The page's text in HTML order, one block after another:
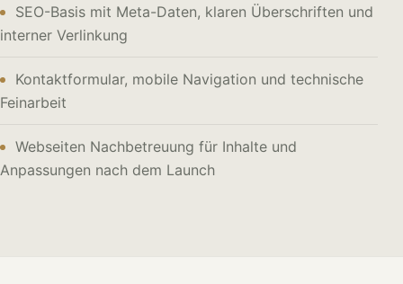
SEO-Basis mit Meta-Daten, klaren Überschriften und
interner Verlinkung
Kontaktformular, mobile Navigation und technische
Feinarbeit
Webseiten Nachbetreuung für Inhalte und
Anpassungen nach dem Launch